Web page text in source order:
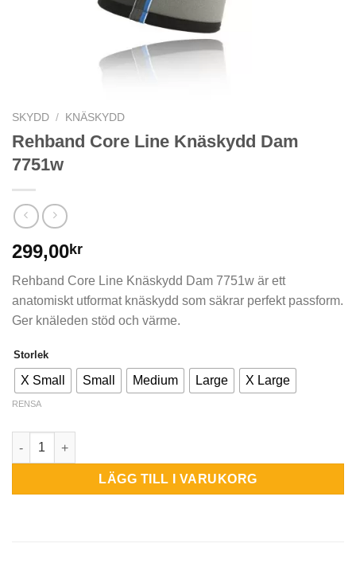
SKYDD / KNÄSKYDD
Rehband Core Line Knäskydd Dam
7751w
299,00kr
Rehband Core Line Knäskydd Dam 7751w är ett
anatomiskt utformat knäskydd som säkrar perfekt passform.
Ger knäleden stöd och värme.
Storlek
X Small Small Medium Large X Large
RENSA
Rehband Core Line Knäskydd Dam 7751w mängd
LÄGG TILL I VARUKORG